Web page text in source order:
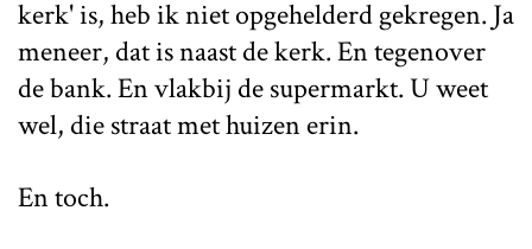
kerk' is, heb ik niet opgehelderd gekregen. Ja
meneer, dat is naast de kerk. En tegenover
de bank. En vlakbij de supermarkt. U weet
wel, die straat met huizen erin.
En toch.